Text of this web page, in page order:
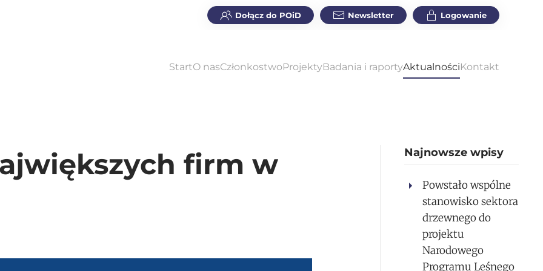
Dołącz do POiD Newsletter Logowanie
StartO nasCzłonkostwoProjektyBadania i raportyAktualnościKontakt
firm w Najnowsze wpisy
Powstało wspólne
stanowisko sektora
drzewnego do
projektu
Narodowego
Programu Leśnego